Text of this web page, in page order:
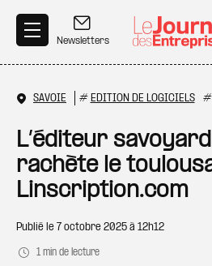
Newsletters
SAVOIE # EDITION DE LOGICIELS #
L’éditeur
rachète le
Linscription.com
Publié le 7 octobre 2025 à 12h12
1 min de lecture